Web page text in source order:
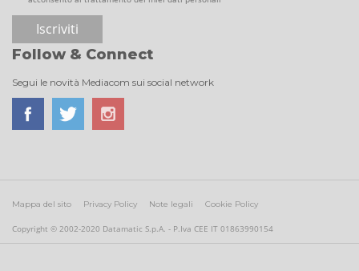
Follow & Connect
Segui le novità Mediacom sui social network
Mappa del sito Privacy Policy Note legali Cookie Policy
Copyright © 2002-2020 Datamatic S.p.A. - P.Iva CEE IT 01863990154